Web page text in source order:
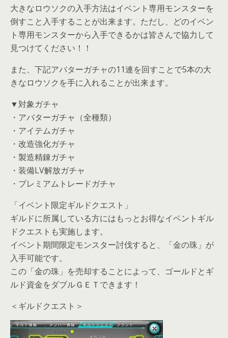
大きなロウソクの入手方法はイベント専用モンスターを
倒すこと入手することが出来ます。ただし、どのイベン
ト専用モンスターから入手できるかは皆さんで協力して
見つけてください！！
また、下記アバターガチャの11連を回すことで5本の大
きなロウソクを手に入れることが出来ます。
▼対象ガチャ
・アバターガチャ（全種類）
・アイテムガチャ
・改造強化ガチャ
・製造精錬ガチャ
・装備LV解放ガチャ
・プレミアムトレードガチャ
「イベント限定ギルドクエスト」
ギルドに所属している方にはもっとお得なイベントギル
ドクエストも実施します。
イベント期間限定モンスター討伐すると、「金の珠」が
入手可能です。
この「金の珠」を売却することによって、ゴールドとギ
ルド資金をダブルＧＥＴできます！
＜ギルドクエスト＞